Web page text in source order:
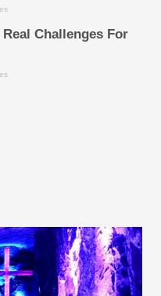
Challenges For